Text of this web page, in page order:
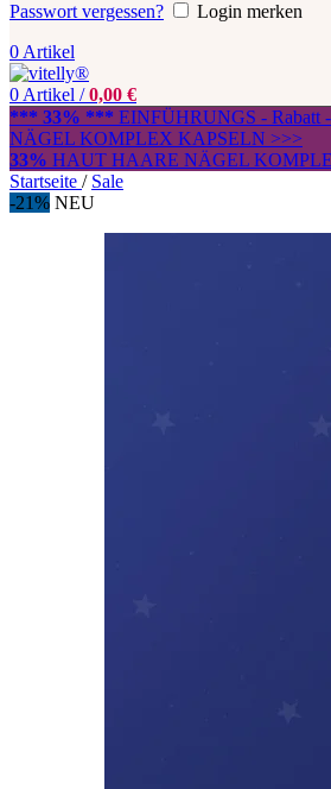
Passwort vergessen?
Login merken
0 Artikel
0 Artikel / 0,00 €
*** 33% *** EINFÜHRUNGS -
NÄGEL KOMPLEX KAPSELN >>>
33% HAUT HAARE NÄGEL
Startseite / Sale
-21% NEU